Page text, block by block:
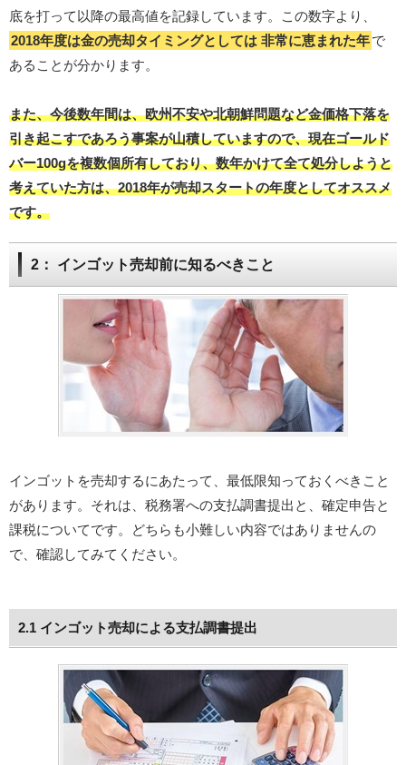
底を打って以降の最高値を記録しています。この数字より、
2018年度は金の売却タイミングとしては 非常に恵まれた年で
あることが分かります。
また、今後数年間は、欧州不安や北朝鮮問題など金価格下落を
引き起こすであろう事案が山積していますので、現在ゴールド
バー100gを複数個所有しており、数年かけて全て処分しようと
考えていた方は、2018年が売却スタートの年度としてオススメ
です。
2： インゴット売却前に知るべきこと
インゴットを売却するにあたって、最低限知っておくべきこと
があります。それは、税務署への支払調書提出と、確定申告と
課税についてです。どちらも小難しい内容ではありませんの
で、確認してみてください。
2.1 インゴット売却による支払調書提出